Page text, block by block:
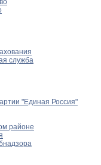
служба
"Единая Россия"
районе